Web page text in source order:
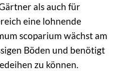
als auch für
eine lohnende
scoparium wächst am
Böden und benötigt
zu können.